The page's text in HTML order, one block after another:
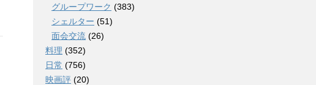
グループワーク (383)
シェルター (51)
面会交流 (26)
料理 (352)
日常 (756)
映画評 (20)